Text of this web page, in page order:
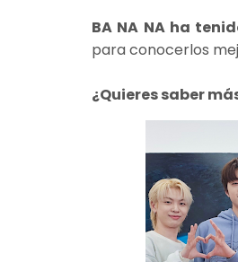
BA NA NA ha
para conocerlos
¿Quieres saber